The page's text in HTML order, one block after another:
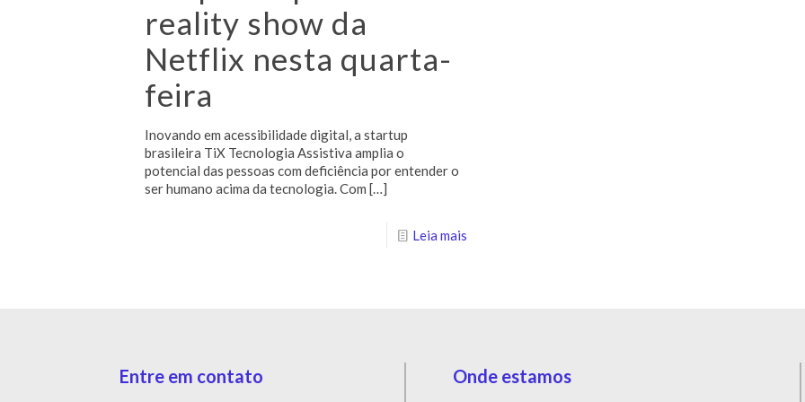
reality show da
Netflix nesta quarta-
feira
Inovando em acessibilidade digital, a startup
brasileira TiX Tecnologia Assistiva amplia o
potencial das pessoas com deficiência por entender o
ser humano acima da tecnologia. Com […]
Leia mais
Entre em contato Onde estamos